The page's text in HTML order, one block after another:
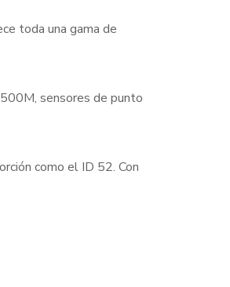
toda una gama de
sensores de punto
como el ID 52. Con